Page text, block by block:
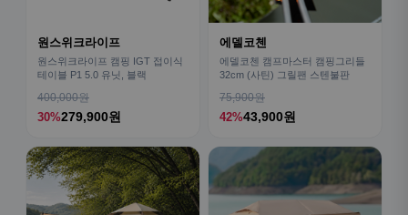
원스위크라이프
원스위크라이프 캠핑 IGT 접이식
테이블 P1 5.0 유닛, 블랙
400,000원
30%279,900원
에델코첸
에델코첸 캠프마스터 캠핑그리들
32cm (사틴) 그릴팬 스텐불판
75,900원
42%43,900원